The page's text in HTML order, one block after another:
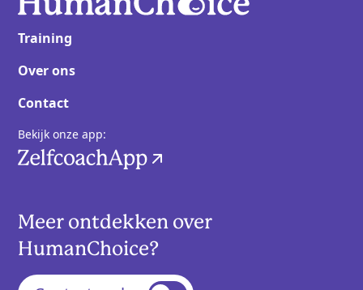
Training
Over ons
Contact
Bekijk onze app:
Meer ontdekken over
HumanChoice?